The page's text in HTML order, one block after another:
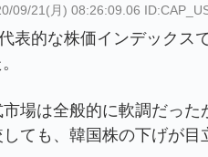
09/21(月) 08:26:09.06
表的な株価インデックス
場は全般的に軟調だった
ても、韓国株の下げが目